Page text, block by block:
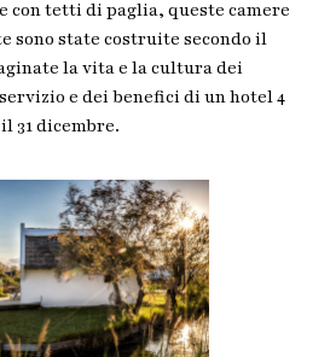
con tetti di paglia, queste camere
sono state costruite secondo il
la vita e la cultura dei
e dei benefici di un hotel 4
31 dicembre.